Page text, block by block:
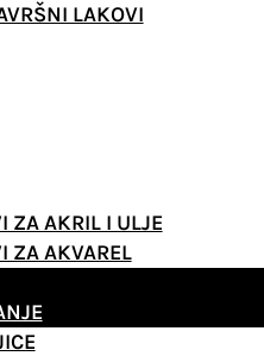
LAKOVI
ZA AKRIL I ULJE
ZA AKVAREL